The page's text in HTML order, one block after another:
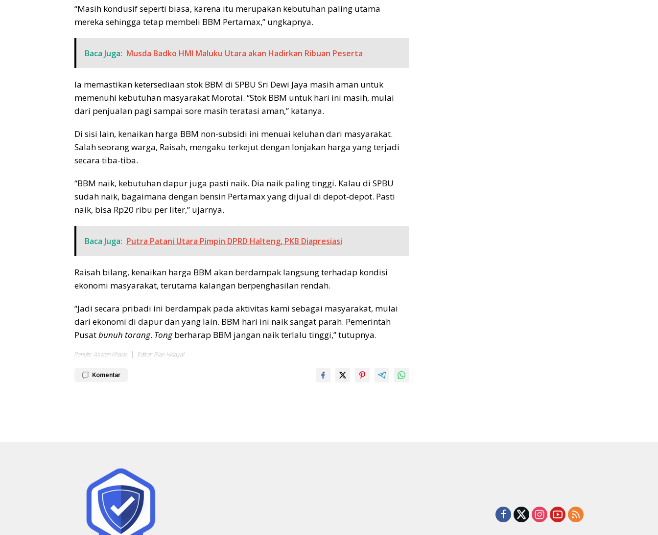
“Masih kondusif seperti biasa, karena itu merupakan kebutuhan paling utama
mereka sehingga tetap membeli BBM Pertamax,” ungkapnya.
Baca Juga: Musda Badko HMI Maluku Utara akan Hadirkan Ribuan Peserta
Ia memastikan ketersediaan stok BBM di SPBU Sri Dewi Jaya masih aman untuk
memenuhi kebutuhan masyarakat Morotai. “Stok BBM untuk hari ini masih, mulai
dari penjualan pagi sampai sore masih teratasi aman,” katanya.
Di sisi lain, kenaikan harga BBM non-subsidi ini menuai keluhan dari masyarakat.
Salah seorang warga, Raisah, mengaku terkejut dengan lonjakan harga yang terjadi
secara tiba-tiba.
“BBM naik, kebutuhan dapur juga pasti naik. Dia naik paling tinggi. Kalau di SPBU
sudah naik, bagaimana dengan bensin Pertamax yang dijual di depot-depot. Pasti
naik, bisa Rp20 ribu per liter,” ujarnya.
Baca Juga: Putra Patani Utara Pimpin DPRD Halteng, PKB Diapresiasi
Raisah bilang, kenaikan harga BBM akan berdampak langsung terhadap kondisi
ekonomi masyarakat, terutama kalangan berpenghasilan rendah.
“Jadi secara pribadi ini berdampak pada aktivitas kami sebagai masyarakat, mulai
dari ekonomi di dapur dan yang lain. BBM hari ini naik sangat parah. Pemerintah
Pusatbunuh torang. Tongberharap BBM jangan naik terlalu tinggi,” tutupnya.
Penulis: Aswan Kharie Editor: Rian Hidayat
Komentar